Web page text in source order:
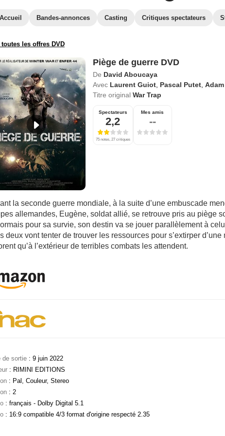
Accueil Bandes-annonces Casting Critiques spectateurs
les offres DVD
Piège de guerre DVD
De David Aboucaya
Avec Laurent Guiot, Pascal Putet,
Titre original War Trap
Spectateurs
2,2
75 notes, 27 critiques
Mes amis
--
la seconde guerre mondiale, à la suite d’une embuscade
allemandes, Eugène, soldat allié, se retrouve pris au piège
pour sa survie, son destin va se jouer parallèlement à
deux vont tenter de trouver les ressources pour s’extirper d’une
qu’à l’extérieur de terribles combats les attendent.
de sortie : 9 juin 2022
: RIMINI EDITIONS
: Pal, Couleur, Stereo
: 2
: français - Dolby Digital 5.1
: 16:9 compatible 4/3 format d'origine respecté 2.35